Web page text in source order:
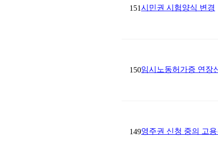
151시민권 시험양식 변경
150임시노동허가증 연장
149영주권 신청 중의 고